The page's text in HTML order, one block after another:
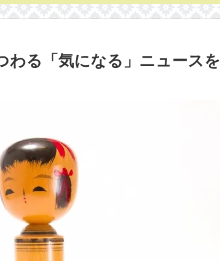
る「気になる」ニュースを